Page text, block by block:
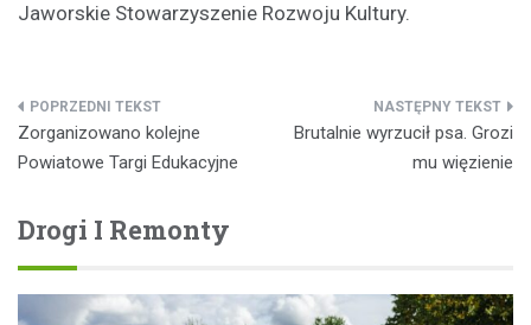
Jaworskie Stowarzyszenie Rozwoju Kultury.
Nawigacja
wpisu
Zorganizowano kolejne
Powiatowe Targi Edukacyjne
Brutalnie wyrzucił psa. Grozi
mu więzienie
Drogi I Remonty